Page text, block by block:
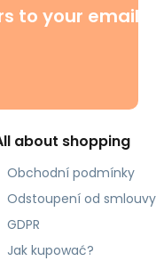
to your email
about shopping
Obchodní podmínky
Odstoupení od smlouvy
GDPR
Jak kupować?